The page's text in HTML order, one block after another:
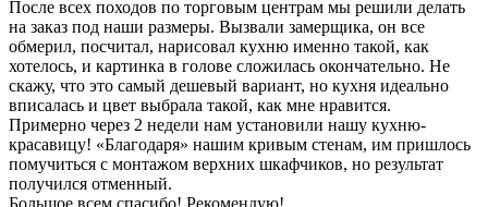
После всех походов по торговым центрам мы решили делать
на заказ под наши размеры. Вызвали замерщика, он все
обмерил, посчитал, нарисовал кухню именно такой, как
хотелось, и картинка в голове сложилась окончательно. Не
скажу, что это самый дешевый вариант, но кухня идеально
вписалась и цвет выбрала такой, как мне нравится.
Примерно через 2 недели нам установили нашу кухню-
красавицу! «Благодаря» нашим кривым стенам, им пришлось
помучиться с монтажом верхних шкафчиков, но результат
получился отменный.
Большое всем спасибо! Рекомендую!